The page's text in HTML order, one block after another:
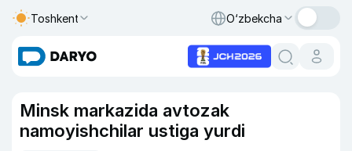
Toshkent O‘zbekcha
Minsk markazida avtozak
namoyishchilar ustiga yurdi